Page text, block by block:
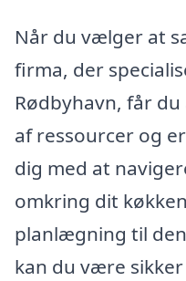
Når du vælger at
firma, der
Rødbyhavn, får
af ressourcer og
dig med at
omkring dit
planlægning til
kan du være